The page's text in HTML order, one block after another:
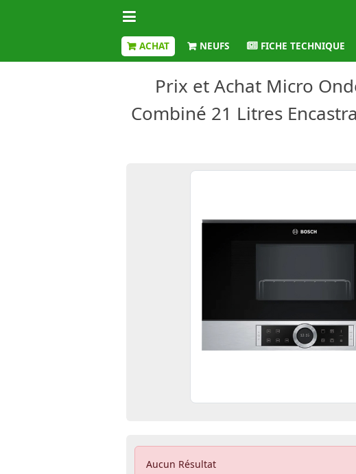
ACHAT NEUFS FICHE TECHNIQUE
Prix et Achat Micro
Combiné 21 Litres
Aucun Résultat